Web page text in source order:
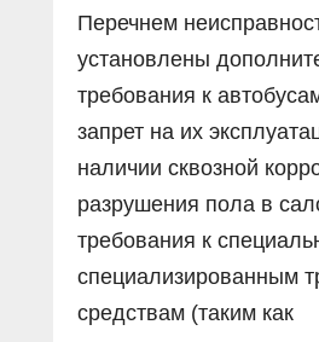
Перечнем
установлены
требования к
запрет на их
наличии сквозной
разрушения пола в
требования к
специализированным
средствам (таким как